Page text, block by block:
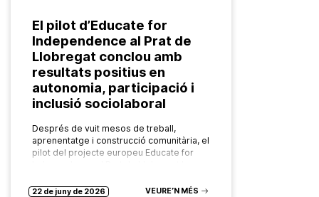
El pilot d’Educate for
Independence al Prat de
Llobregat conclou amb
resultats positius en
autonomia, participació i
inclusió sociolaboral
Després de vuit mesos de treball,
aprenentatge i construcció comunitària, el
pilot del projecte europeu Educate for
22 de juny de 2026 VEURE’N MÉS